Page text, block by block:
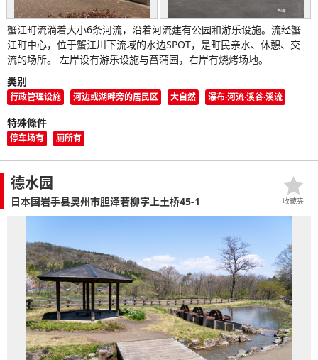
蟹江町流淌着大小6条河流，沿着河流建有公园和游乐设施。流经蟹
江町中心，位于蟹江川下流域的水边SPOT，是町民亲水、休憩、交
流的场所。 左岸设有游乐设施与菖蒲园，右岸有烧烤场地。
类别
行政管理设施 河边或湖畔旁的居民区 大自然 瀑布·河流·溪谷·溪流
特殊條件
停车场有 厕所有
德水园
日本国岩手县奥州市胆泽若柳字上土桥45-1 收藏夹